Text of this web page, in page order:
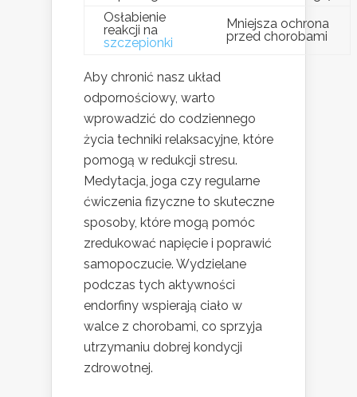
Osłabienie
reakcji na
szczepionki
Mniejsza ochrona
przed chorobami
Aby chronić nasz układ
odpornościowy, warto
wprowadzić do codziennego
życia techniki relaksacyjne, które
pomogą w redukcji stresu.
Medytacja, joga czy regularne
ćwiczenia fizyczne to skuteczne
sposoby, które mogą pomóc
zredukować napięcie i poprawić
samopoczucie. Wydzielane
podczas tych aktywności
endorfiny wspierają ciało w
walce z chorobami, co sprzyja
utrzymaniu dobrej kondycji
zdrowotnej.